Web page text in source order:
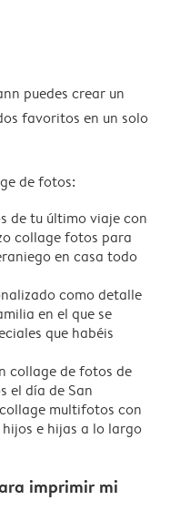
puedes crear un
favoritos en un solo
de fotos:
de tu último viaje con
collage fotos para
en casa todo
como detalle
en el que se
que habéis
collage de fotos de
el día de San
multifotos con
e hijas a lo largo
imprimir mi